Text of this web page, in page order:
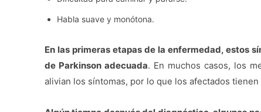
Habla suave y monótona.
En las primeras etapas de la enfermedad, estos
de Parkinson adecuada. En muchos casos, los
alivian los síntomas, por lo que los afectados